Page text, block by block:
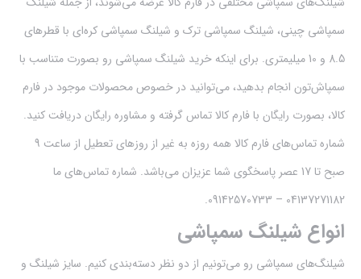
سمپاشی چینی، شیلنگ سمپاشی ترک و شیلنگ سمپاشی کره‌ای با قطر‌های
8.5 و 10 میلیمتری. برای اینکه خرید شیلنگ سمپاشی رو بصورت متناسب با
سمپاش‌تون انجام بدهید، می‌توانید در خصوص محصولات موجود در فارم
کالا، بصورت رایگان با فارم کالا تماس گرفته و مشاوره رایگان دریافت کنید.
شماره تماس‌های فارم کالا همه روزه به غیر از روزهای تعطیل از ساعت 9
صبح تا 17 عصر پاسخگوی شما عزیزان می‌باشد. شماره تماس‌های ما
04137271182 – 09142570733.
انواع شیلنگ سمپاشی
شیلنگ‌های سمپاشی رو می‌تونیم از دو نظر دسته‌بندی کنیم. سایز شیلنگ و